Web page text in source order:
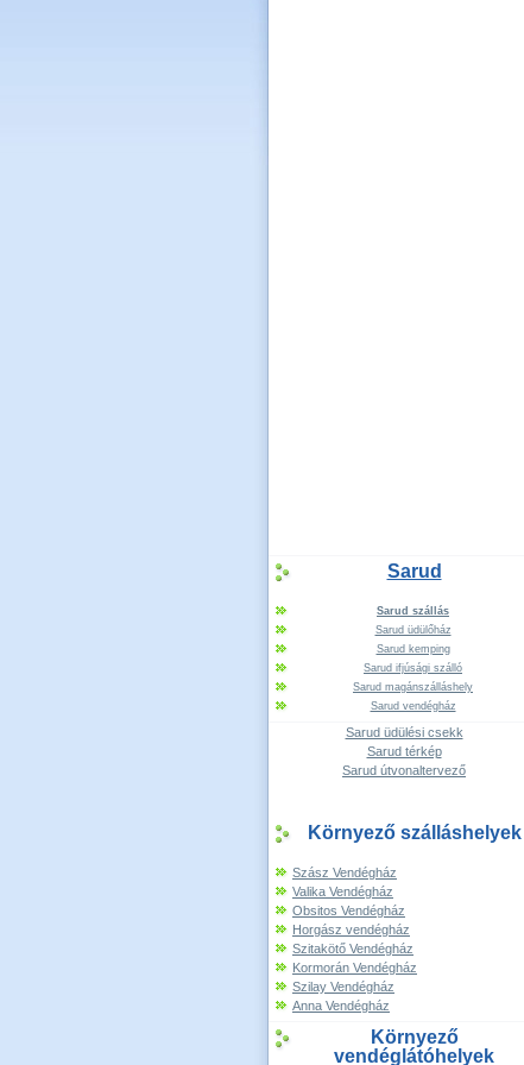
Sarud
Sarud szállás
Sarud üdülőház
Sarud kemping
Sarud ifjúsági szálló
Sarud magánszálláshely
Sarud vendégház
Sarud üdülési csekk
Sarud térkép
Sarud útvonaltervező
Környező szálláshelyek
Szász Vendégház
Valika Vendégház
Obsitos Vendégház
Horgász vendégház
Szitakötő Vendégház
Kormorán Vendégház
Szilay Vendégház
Anna Vendégház
Környező
vendéglátóhelyek